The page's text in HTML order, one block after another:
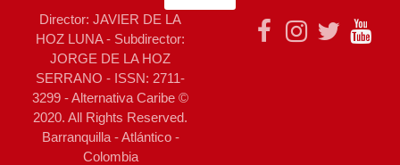
Director: JAVIER DE LA
HOZ LUNA - Subdirector:
JORGE DE LA HOZ
SERRANO - ISSN: 2711-
3299 - Alternativa Caribe ©
2020. All Rights Reserved.
Barranquilla - Atlántico -
Colombia